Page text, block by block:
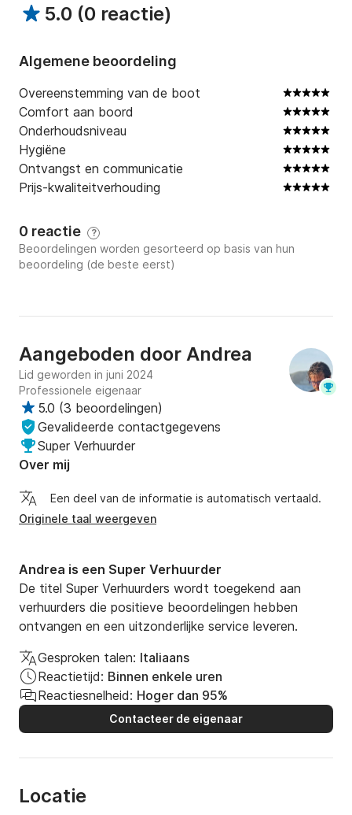
Ervaren bemanning: Zal je begeleiden bij het
ontdekken van de mooiste baaien en inhammen.
Flexibiliteit: Pas je tour aan je wensen aan.
Trefwoorden: boottocht, duiken, wateractiviteiten,
bootverhuur, bootvakanties, zee, kust, eilanden,
baaien, grotten, ontspanning, avontuur, Ponza,
5.0 (0 reactie)
Algemene beoordeling
Overeenstemming van de boot
Comfort aan boord
Onderhoudsniveau
Hygiëne
Ontvangst en communicatie
Prijs-kwaliteitverhouding
0 reactie ?
Beoordelingen worden gesorteerd op basis van hun
beoordeling (de beste eerst)
Aangeboden door Andrea
Lid geworden in juni 2024
Professionele eigenaar
5.0 (3 beoordelingen)
Gevalideerde contactgegevens
Super Verhuurder
Over mij
Een deel van de informatie is automatisch vertaald.
Originele taal weergeven
Andrea is een Super Verhuurder
De titel Super Verhuurders wordt toegekend aan
verhuurders die positieve beoordelingen hebben
ontvangen en een uitzonderlijke service leveren.
Gesproken talen: Italiaans
Reactietijd: Binnen enkele uren
Reactiesnelheid: Hoger dan 95%
Contacteer de eigenaar
Locatie